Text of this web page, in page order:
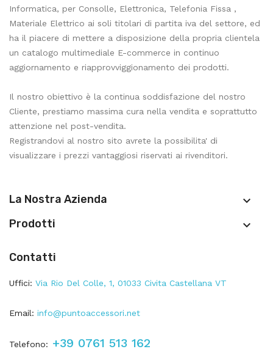
Informatica, per Consolle, Elettronica, Telefonia Fissa ,
Materiale Elettrico ai soli titolari di partita iva del settore, ed
ha il piacere di mettere a disposizione della propria clientela
un catalogo multimediale E-commerce in continuo
aggiornamento e riapprovviggionamento dei prodotti.
Il nostro obiettivo è la continua soddisfazione del nostro
Cliente, prestiamo massima cura nella vendita e soprattutto
attenzione nel post-vendita.
Registrandovi al nostro sito avrete la possibilita' di
visualizzare i prezzi vantaggiosi riservati ai rivenditori.
La Nostra Azienda 
Prodotti 
Contatti
Uffici: Via Rio Del Colle, 1, 01033 Civita Castellana VT
Email: info@puntoaccessori.net
Telefono: +39 0761 513 162